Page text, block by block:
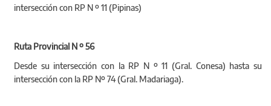
intersección con RP N º 11 (Pipinas)
Ruta Provincial N º 56
Desde su intersección con la RP N º 11 (Gral. Conesa) hasta su
intersección con la RP Nº 74 (Gral. Madariaga).